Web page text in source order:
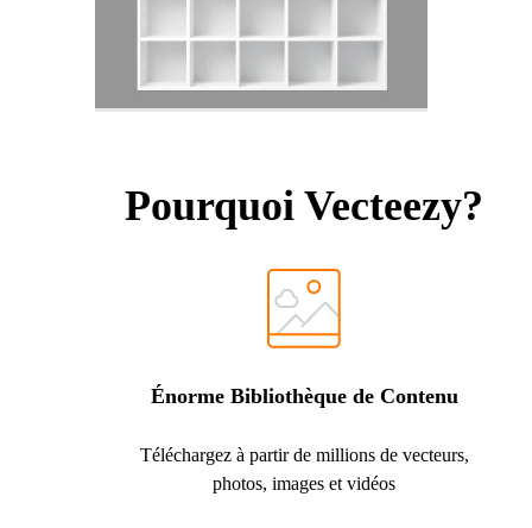
Pourquoi Vecteezy?
Énorme Bibliothèque de Contenu
Téléchargez à partir de millions de vecteurs,
photos, images et vidéos